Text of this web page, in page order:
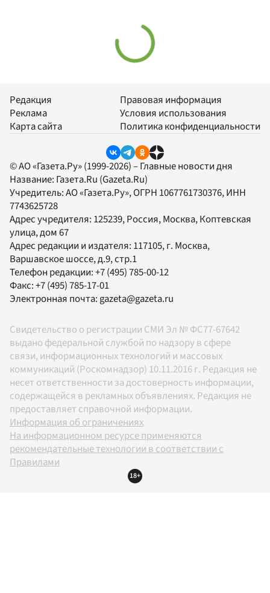
Редакция
Реклама
Карта сайта
Правовая информация
Условия использования
Политика конфиденциальности
© АО «Газета.Ру» (1999-2026) – Главные новости дня
Название: Газета.Ru (Gazeta.Ru)
Учредитель:АО «Газета.Ру», ОГРН 1067761730376, ИНН
7743625728
Адрес учредителя: 125239, Россия, Москва, Коптевская
улица, дом 67
Адрес редакции и издателя: 117105, г. Москва,
Варшавское шоссе, д.9, стр.1
Телефон редакции:+7 (495) 785-00-12
Факс:+7 (495) 785-17-01
Электронная почта:gazeta@gazeta.ru
Свидетельство о регистрации СМИ Эл № ФС77-67642
выдано федеральной службой по надзору в сфере
связи, информационных технологий и массовых
коммуникаций (Роскомнадзор) 10.11.2016 г. Редакция не
несет ответственности за достоверность информации,
содержащейся в рекламных объявлениях. Редакция не
предоставляет справочной информации.
Информация об ограничениях
На информационном ресурсе применяются
рекомендательные технологии в соответствии с
Правилами
18+